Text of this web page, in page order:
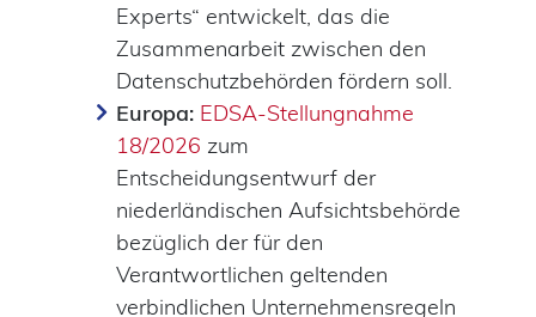
Experts“ entwickelt, das die
Zusammenarbeit zwischen den
Datenschutzbehörden fördern soll.
Europa: EDSA-Stellungnahme
18/2026 zum
Entscheidungsentwurf der
niederländischen Aufsichtsbehörde
bezüglich der für den
Verantwortlichen geltenden
verbindlichen Unternehmensregeln